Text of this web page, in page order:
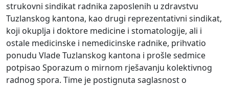
strukovni sindikat radnika zaposlenih u zdravstvu
Tuzlanskog kantona, kao drugi reprezentativni sindikat,
koji okuplja i doktore medicine i stomatologije, ali i
ostale medicinske i nemedicinske radnike, prihvatio
ponudu Vlade Tuzlanskog kantona i prošle sedmice
potpisao Sporazum o mirnom rješavanju kolektivnog
radnog spora. Time je postignuta saglasnost o